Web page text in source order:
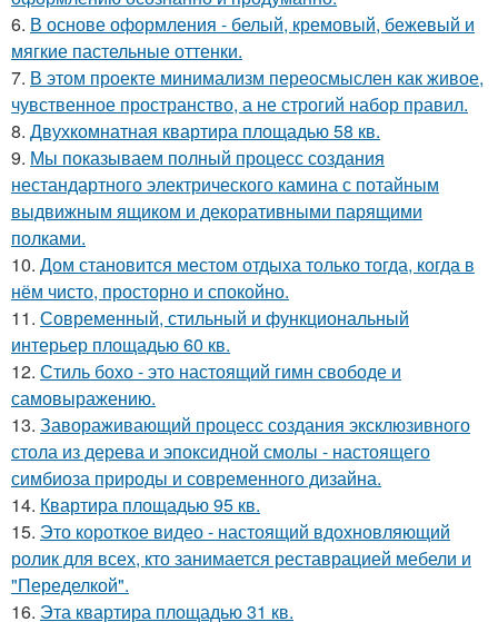
6. В основе оформления - белый, кремовый, бежевый и
мягкие пастельные оттенки.
7. В этом проекте минимализм переосмыслен как живое,
чувственное пространство, а не строгий набор правил.
8. Двухкомнатная квартира площадью 58 кв.
9. Мы показываем полный процесс создания
нестандартного электрического камина с потайным
выдвижным ящиком и декоративными парящими
полками.
10. Дом становится местом отдыха только тогда, когда в
нём чисто, просторно и спокойно.
11. Современный, стильный и функциональный
интерьер площадью 60 кв.
12. Стиль бохо - это настоящий гимн свободе и
самовыражению.
13. Завораживающий процесс создания эксклюзивного
стола из дерева и эпоксидной смолы - настоящего
симбиоза природы и современного дизайна.
14. Квартира площадью 95 кв.
15. Это короткое видео - настоящий вдохновляющий
ролик для всех, кто занимается реставрацией мебели и
"Переделкой".
16. Эта квартира площадью 31 кв.